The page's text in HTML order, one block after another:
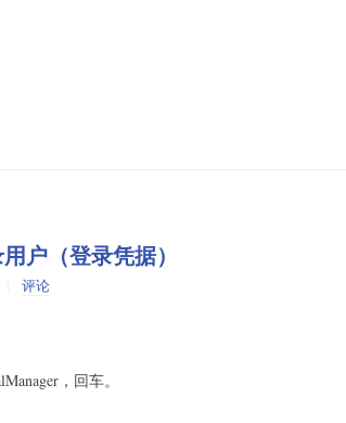
户（登录凭据）
评论
，回车。